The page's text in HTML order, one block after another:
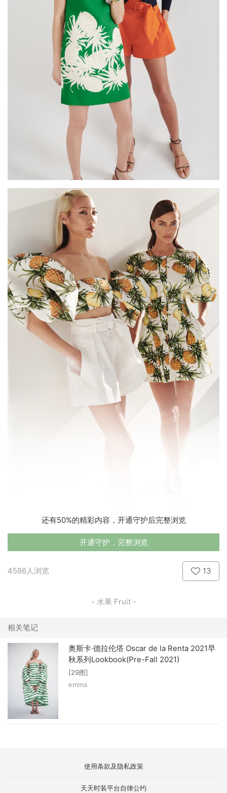
还有50%的精彩内容，开通守护后完整浏览
开通守护，完整浏览
4586人浏览 13
- 水果 Fruit -
相关笔记
奥斯卡·德拉伦塔 Oscar de la Renta 2021早
秋系列Lookbook(Pre-Fall 2021)
[29图]
emma
使用条款及隐私政策
天天时装平台自律公约